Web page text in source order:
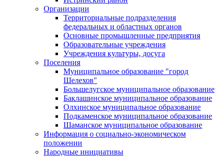
Организации
Территориальные подразделения
федеральных и областных органов
Основные промышленные предприятия
Образовательные учреждения
Учреждения культуры, досуга
Поселения
Муниципальное образование "город
Шелехов"
Большелугское муниципальное образование
Баклашинское муниципальное образование
Олхинское муниципальное образование
Подкаменское муниципальное образование
Шаманское муниципальное образование
Информация о социально-экономическом
положении
Народные инициативы